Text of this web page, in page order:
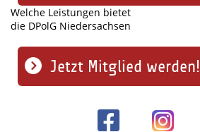
Welche Leistungen bietet
die DPolG Niedersachsen
Jetzt Mitglied werden!